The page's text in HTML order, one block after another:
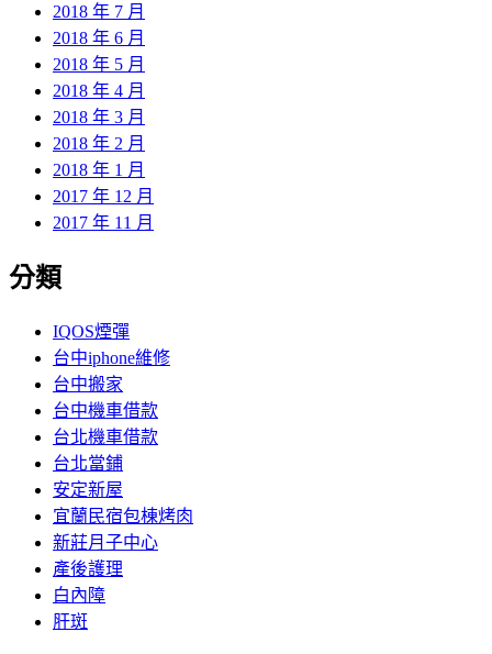
2018 年 7 月
2018 年 6 月
2018 年 5 月
2018 年 4 月
2018 年 3 月
2018 年 2 月
2018 年 1 月
2017 年 12 月
2017 年 11 月
分類
IQOS煙彈
台中iphone維修
台中搬家
台中機車借款
台北機車借款
台北當鋪
安定新屋
宜蘭民宿包棟烤肉
新莊月子中心
產後護理
白內障
肝斑